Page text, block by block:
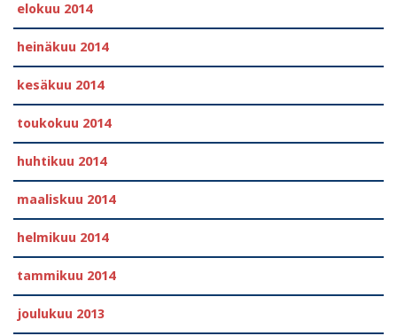
elokuu 2014
heinäkuu 2014
kesäkuu 2014
toukokuu 2014
huhtikuu 2014
maaliskuu 2014
helmikuu 2014
tammikuu 2014
joulukuu 2013